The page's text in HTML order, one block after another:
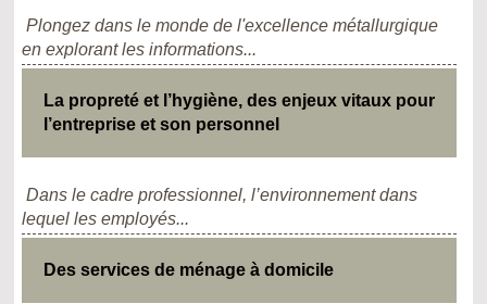
Plongez dans le monde de l'excellence métallurgique
en explorant les informations...
La propreté et l’hygiène, des enjeux vitaux pour
l’entreprise et son personnel
Dans le cadre professionnel, l’environnement dans
lequel les employés...
Des services de ménage à domicile